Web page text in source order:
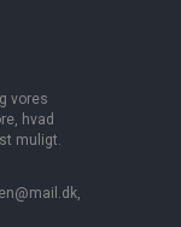
vores
hvad
muligt.